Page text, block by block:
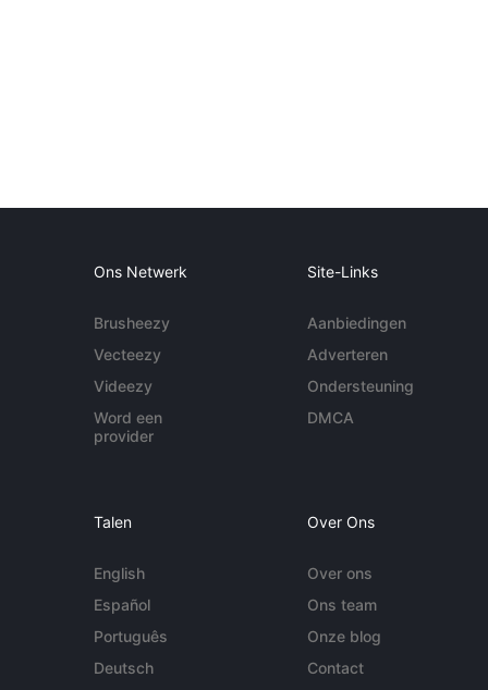
Ons Netwerk
Brusheezy
Vecteezy
Videezy
Word een
provider
Site-Links
Aanbiedingen
Adverteren
Ondersteuning
DMCA
Talen
English
Español
Português
Deutsch
Over Ons
Over ons
Ons team
Onze blog
Contact